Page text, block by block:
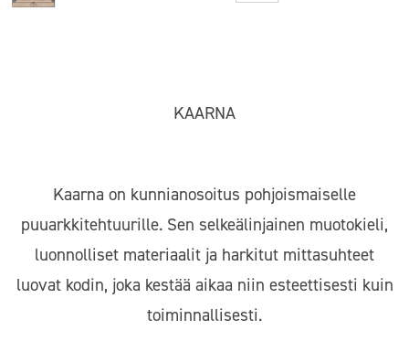
KAARNA
Kaarna on kunnianosoitus pohjoismaiselle
puuarkkitehtuurille. Sen selkeälinjainen muotokieli,
luonnolliset materiaalit ja harkitut mittasuhteet
luovat kodin, joka kestää aikaa niin esteettisesti kuin
toiminnallisesti.